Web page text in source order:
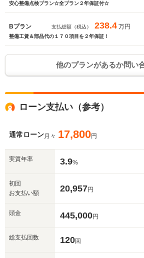
安心整備点検プラン☆全プラン２年保証付☆
Bプラン 支払総額（税込） 238.4 万円
整備工賃＆部品代の１７０項目を２年保証！
他のプランがあるか問い
ローン支払い（参考）
通常ローン月々 17,800円
実質年率 3.9%
初回
お支払い額
20,957円
頭金 445,000円
総支払回数 120回